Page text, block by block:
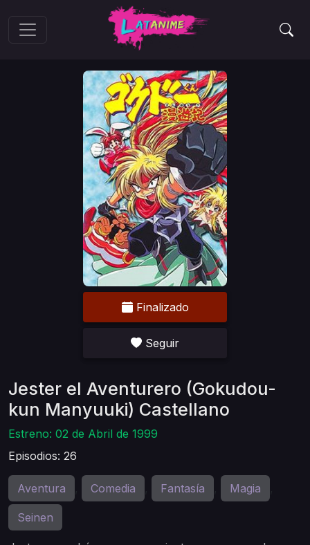
Finalizado
Seguir
Jester el Aventurero (Gokudou-
kun Manyuuki) Castellano
Estreno: 02 de Abril de 1999
Episodios: 26
Aventura Comedia Fantasía Magia
Seinen